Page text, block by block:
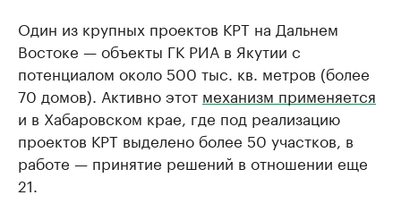
Один из крупных проектов КРТ на Дальнем
Востоке — объекты ГК РИА в Якутии с
потенциалом около 500 тыс. кв. метров (более
70 домов). Активно этот механизм применяется
и в Хабаровском крае, где под реализацию
проектов КРТ выделено более 50 участков, в
работе — принятие решений в отношении еще
21.